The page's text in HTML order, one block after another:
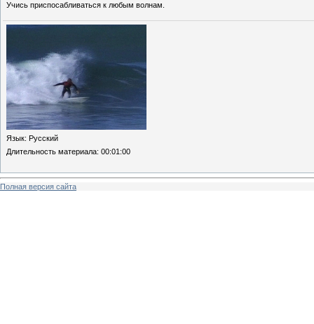
Учись приспосабливаться к любым волнам.
Язык: Русский
Длительность материала: 00:01:00
Полная версия сайта